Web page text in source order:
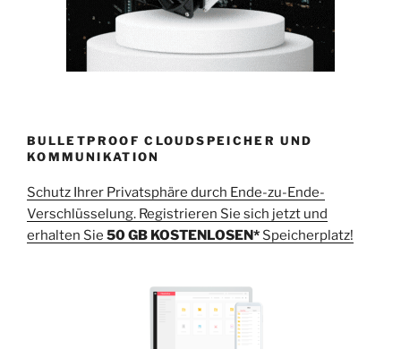
BULLETPROOF CLOUDSPEICHER UND
KOMMUNIKATION
Schutz Ihrer Privatsphäre durch Ende-zu-Ende-
Verschlüsselung. Registrieren Sie sich jetzt und
erhalten Sie 50 GB KOSTENLOSEN* Speicherplatz!